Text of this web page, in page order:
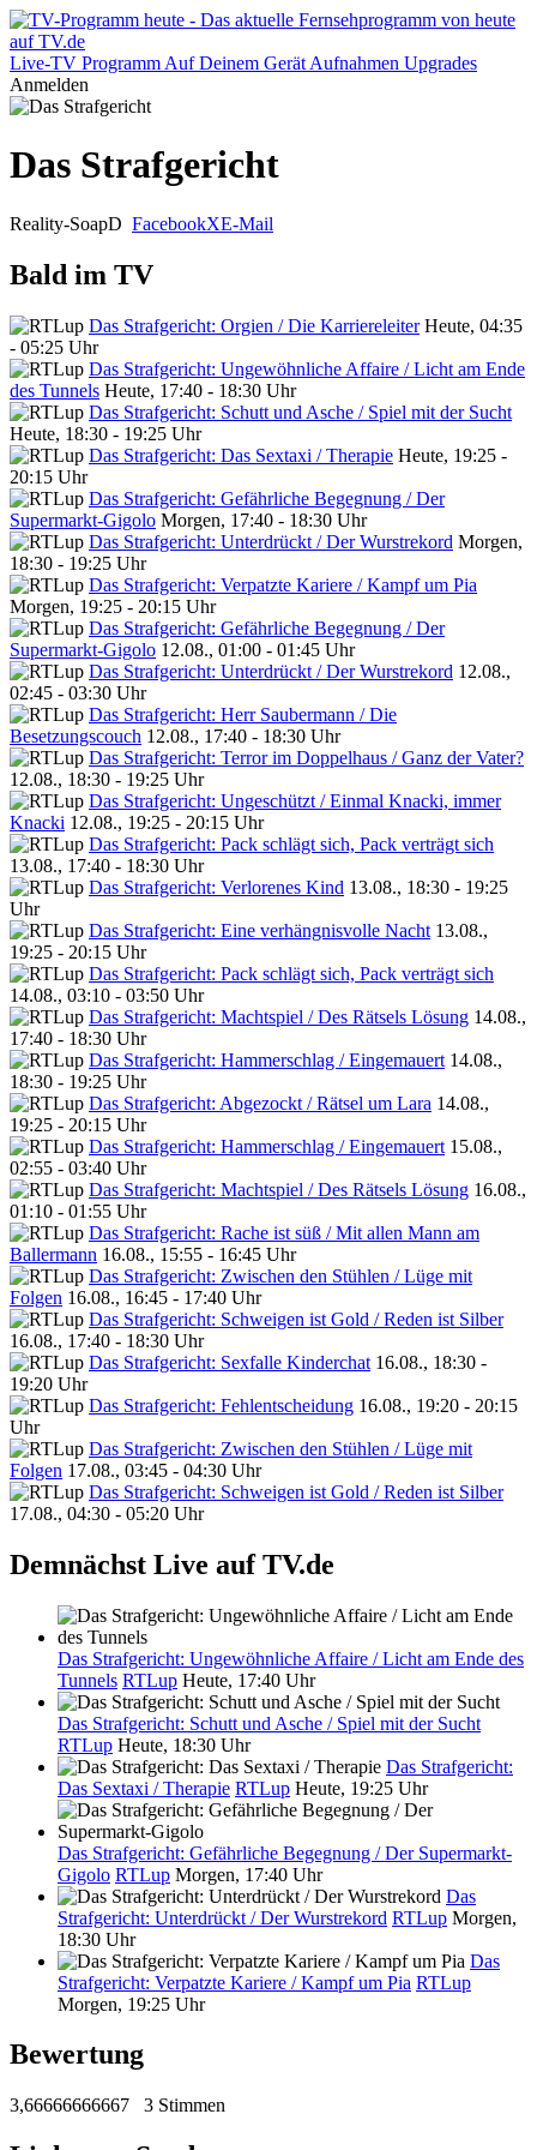
Live-TV Programm Auf Deinem Gerät Aufnahmen Upgrades
Anmelden
Das Strafgericht
Reality-SoapD FacebookXE-Mail
Bald im TV
Das Strafgericht: Orgien / Die Karriereleiter Heute, 04:35
- 05:25 Uhr
Das Strafgericht: Ungewöhnliche Affaire / Licht am Ende
des Tunnels Heute, 17:40 - 18:30 Uhr
Das Strafgericht: Schutt und Asche / Spiel mit der Sucht
Heute, 18:30 - 19:25 Uhr
Das Strafgericht: Das Sextaxi / Therapie Heute, 19:25 -
20:15 Uhr
Das Strafgericht: Gefährliche Begegnung / Der
Supermarkt-Gigolo Morgen, 17:40 - 18:30 Uhr
Das Strafgericht: Unterdrückt / Der Wurstrekord Morgen,
18:30 - 19:25 Uhr
Das Strafgericht: Verpatzte Kariere / Kampf um Pia
Morgen, 19:25 - 20:15 Uhr
Das Strafgericht: Gefährliche Begegnung / Der
Supermarkt-Gigolo 12.08., 01:00 - 01:45 Uhr
Das Strafgericht: Unterdrückt / Der Wurstrekord 12.08.,
02:45 - 03:30 Uhr
Das Strafgericht: Herr Saubermann / Die
Besetzungscouch 12.08., 17:40 - 18:30 Uhr
Das Strafgericht: Terror im Doppelhaus / Ganz der Vater?
12.08., 18:30 - 19:25 Uhr
Das Strafgericht: Ungeschützt / Einmal Knacki, immer
Knacki 12.08., 19:25 - 20:15 Uhr
Das Strafgericht: Pack schlägt sich, Pack verträgt sich
13.08., 17:40 - 18:30 Uhr
Das Strafgericht: Verlorenes Kind 13.08., 18:30 - 19:25
Uhr
Das Strafgericht: Eine verhängnisvolle Nacht 13.08.,
19:25 - 20:15 Uhr
Das Strafgericht: Pack schlägt sich, Pack verträgt sich
14.08., 03:10 - 03:50 Uhr
Das Strafgericht: Machtspiel / Des Rätsels Lösung 14.08.,
17:40 - 18:30 Uhr
Das Strafgericht: Hammerschlag / Eingemauert 14.08.,
18:30 - 19:25 Uhr
Das Strafgericht: Abgezockt / Rätsel um Lara 14.08.,
19:25 - 20:15 Uhr
Das Strafgericht: Hammerschlag / Eingemauert 15.08.,
02:55 - 03:40 Uhr
Das Strafgericht: Machtspiel / Des Rätsels Lösung 16.08.,
01:10 - 01:55 Uhr
Das Strafgericht: Rache ist süß / Mit allen Mann am
Ballermann 16.08., 15:55 - 16:45 Uhr
Das Strafgericht: Zwischen den Stühlen / Lüge mit
Folgen 16.08., 16:45 - 17:40 Uhr
Das Strafgericht: Schweigen ist Gold / Reden ist Silber
16.08., 17:40 - 18:30 Uhr
Das Strafgericht: Sexfalle Kinderchat 16.08., 18:30 -
19:20 Uhr
Das Strafgericht: Fehlentscheidung 16.08., 19:20 - 20:15
Uhr
Das Strafgericht: Zwischen den Stühlen / Lüge mit
Folgen 17.08., 03:45 - 04:30 Uhr
Das Strafgericht: Schweigen ist Gold / Reden ist Silber
17.08., 04:30 - 05:20 Uhr
Demnächst Live auf TV.de
Das Strafgericht: Ungewöhnliche Affaire / Licht am Ende des
Tunnels RTLup Heute, 17:40 Uhr
Das Strafgericht: Schutt und Asche / Spiel mit der Sucht
RTLup Heute, 18:30 Uhr
Das Strafgericht:
Das Sextaxi / Therapie RTLup Heute, 19:25 Uhr
Das Strafgericht: Gefährliche Begegnung / Der Supermarkt-
Gigolo RTLup Morgen, 17:40 Uhr
Das
Strafgericht: Unterdrückt / Der Wurstrekord RTLup Morgen,
18:30 Uhr
Das
Strafgericht: Verpatzte Kariere / Kampf um Pia RTLup
Morgen, 19:25 Uhr
Bewertung
3,66666666667 3 Stimmen